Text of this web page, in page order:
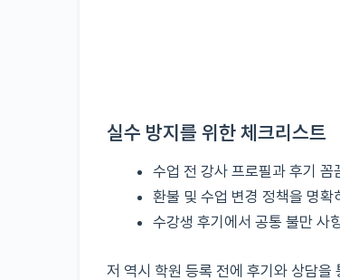
실수 방지를 위한 체크리스트
수업 전 강사 프로필과 후기 꼼
환불 및 수업 변경 정책을 명확
수강생 후기에서 공통 불만 사
저 역시 학원 등록 전에 후기와 상담